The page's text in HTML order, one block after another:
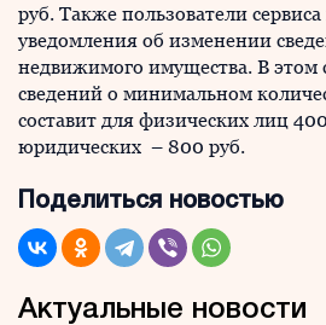
руб. Также пользователи
уведомления об изменении
недвижимого имущества. В этом
сведений о минимальном
составит для физических лиц
юридических – 800 руб.
Поделиться новостью
Актуальные новости